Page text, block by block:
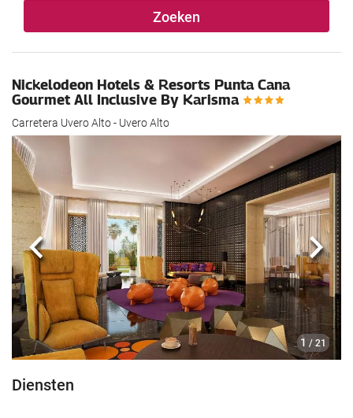
Zoeken
Nickelodeon Hotels & Resorts Punta Cana
Gourmet All Inclusive By Karisma
Carretera Uvero Alto - Uvero Alto
1 / 21
Vorige
Diensten